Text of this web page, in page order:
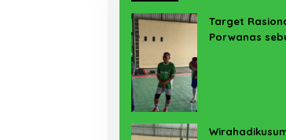
Target
Porwanas